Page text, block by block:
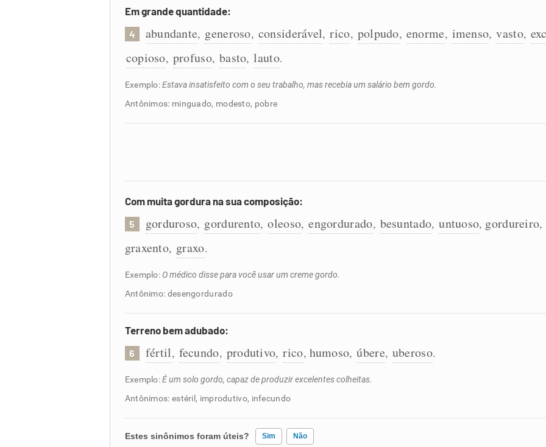
Em grande quantidade:
4 abundante, generoso, considerável, rico, polpudo, enorme, imenso, vasto,
copioso, profuso, basto, lauto.
Exemplo:Estava insatisfeito com o seu trabalho, mas recebia um salário bem gordo.
Antônimos: minguado, modesto, pobre
Com muita gordura na sua composição:
5 gorduroso, gordurento, oleoso, engordurado, besuntado, untuoso, gordureiro,
graxento, graxo.
Exemplo: O médico disse para você usar um creme gordo.
Antônimo: desengordurado
Terreno bem adubado:
6 fértil, fecundo, produtivo, rico, humoso, úbere, uberoso.
Exemplo:É um solo gordo, capaz de produzir excelentes colheitas.
Antônimos: estéril, improdutivo, infecundo
Estes sinônimos foram úteis? Sim Não